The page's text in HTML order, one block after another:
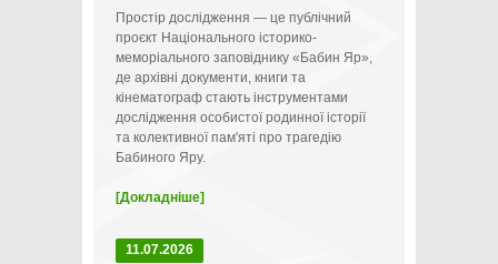
Простір дослідження — це публічний
проєкт Національного історико-
меморіального заповіднику «Бабин Яр»,
де архівні документи, книги та
кінематограф стають інструментами
дослідження особистої родинної історії
та колективної пам'яті про трагедію
Бабиного Яру.
[Докладніше]
11.07.2026